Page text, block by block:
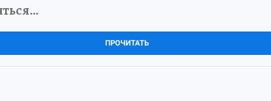
ПРОЧИТАТЬ